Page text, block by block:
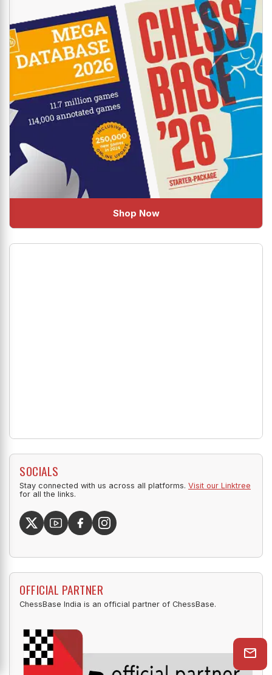
Shop Now
SOCIALS
Stay connected with us across all platforms. Visit our Linktree
for all the links.
OFFICIAL PARTNER
ChessBase India is an official partner of ChessBase.